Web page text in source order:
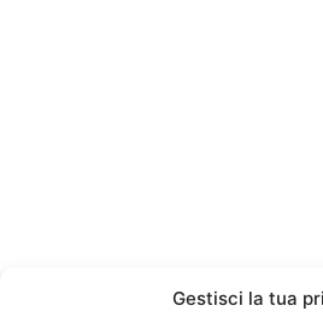
Gestisci la tua